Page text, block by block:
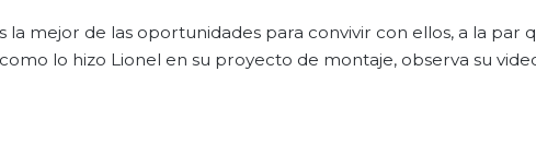
mejor de las oportunidades para convivir con ellos, a la par
lo hizo Lionel en su proyecto de montaje, observa su